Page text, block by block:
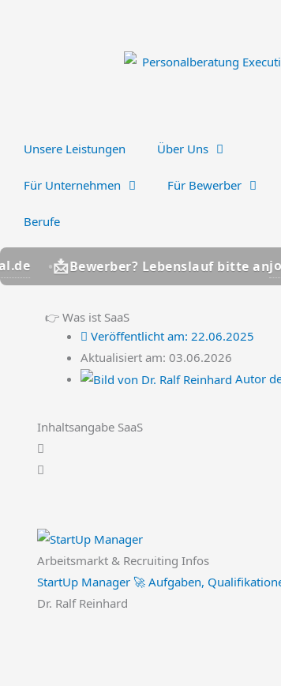
Unsere Leistungen Über Uns
Für Unternehmen Für Bewerber
Berufe
Bewerber? Lebenslauf bitte anjobs@hsc-
👉 Was ist SaaS
Veröffentlicht am: 22.06.2025
Aktualisiert am: 03.06.2026
Autor
Inhaltsangabe SaaS
Arbeitsmarkt & Recruiting Infos
StartUp Manager 🚀 Aufgaben,
Dr. Ralf Reinhard